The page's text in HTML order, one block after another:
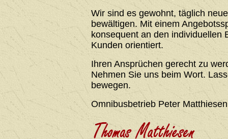
Wir sind es gewohnt, täglich
bewältigen. Mit einem
konsequent an den individuellen
Kunden orientiert.
Ihren Ansprüchen gerecht zu
Nehmen Sie uns beim Wort.
bewegen.
Omnibusbetrieb Peter Matthiesen